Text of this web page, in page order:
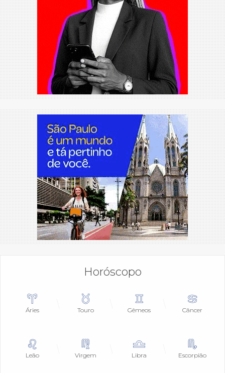
Horóscopo
Áries Touro Gêmeos Câncer
Leão Virgem Libra Escorpião